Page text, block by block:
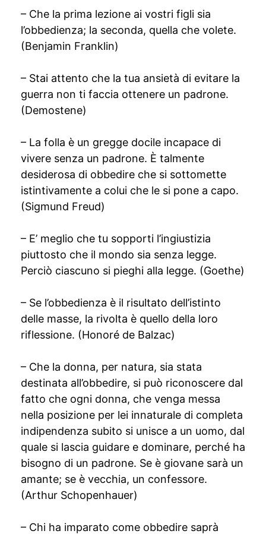
– Che la prima lezione ai vostri figli sia
l’obbedienza; la seconda, quella che volete.
(Benjamin Franklin)
– Stai attento che la tua ansietà di evitare la
guerra non ti faccia ottenere un padrone.
(Demostene)
– La folla è un gregge docile incapace di
vivere senza un padrone. È talmente
desiderosa di obbedire che si sottomette
istintivamente a colui che le si pone a capo.
(Sigmund Freud)
– E’ meglio che tu sopporti l’ingiustizia
piuttosto che il mondo sia senza legge.
Perciò ciascuno si pieghi alla legge. (Goethe)
– Se l’obbedienza è il risultato dell’istinto
delle masse, la rivolta è quello della loro
riflessione. (Honoré de Balzac)
– Che la donna, per natura, sia stata
destinata all’obbedire, si può riconoscere dal
fatto che ogni donna, che venga messa
nella posizione per lei innaturale di completa
indipendenza subito si unisce a un uomo, dal
quale si lascia guidare e dominare, perché ha
bisogno di un padrone. Se è giovane sarà un
amante; se è vecchia, un confessore.
(Arthur Schopenhauer)
– Chi ha imparato come obbedire saprà